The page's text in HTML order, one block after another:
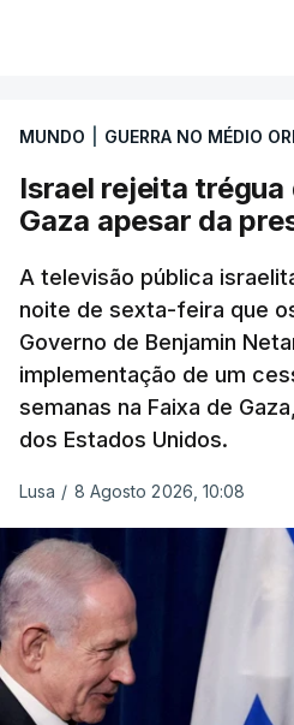
Mehr na rede social
israelita, que nos últimos
de que o líder supremo
crítico na sequência do
último dia de fevereiro
ayatollah Ali Khamenei, e
família.
As imagens mostram
indicação adicional.
ERRO 100
ERROR ON HTML5
ESTE CONTEÚDO
MUNDO GUERRA NO MÉDIO
Israel rejeita trégua
Gaza apesar da
A televisão pública
noite de sexta-feira que
Governo de Benjamin
implementação de um
semanas na Faixa de
dos Estados Unidos.
Lusa / 8 Agosto 2026, 10:08